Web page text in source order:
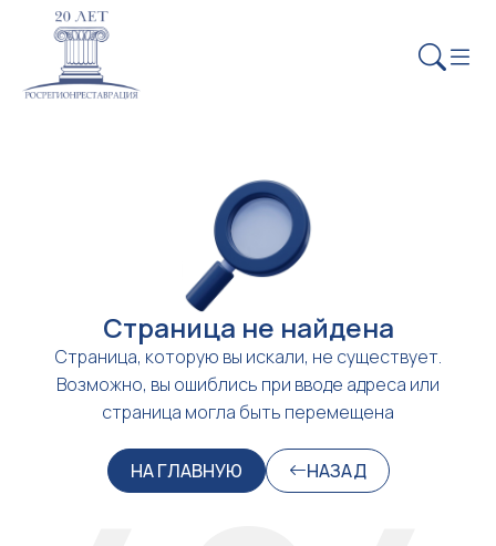
Страница не найдена
Страница, которую вы искали, не существует.
Возможно, вы ошиблись при вводе адреса или
страница могла быть перемещена
НА ГЛАВНУЮ НАЗАД